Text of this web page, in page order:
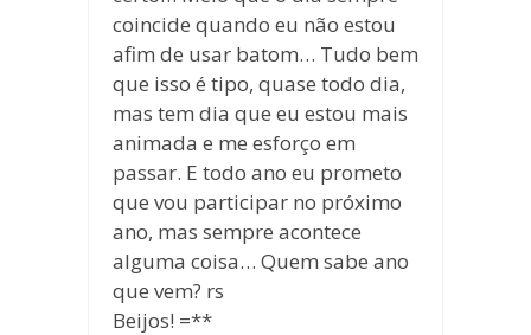
coincide quando eu não estou
afim de usar batom… Tudo bem
que isso é tipo, quase todo dia,
mas tem dia que eu estou mais
animada e me esforço em
passar. E todo ano eu prometo
que vou participar no próximo
ano, mas sempre acontece
alguma coisa… Quem sabe ano
que vem? rs
Beijos! =**